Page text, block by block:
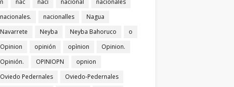
n
nac naci nacional
nacionales
nacionales.
nacionalles
Nagua
Navarrete
Neyba Neyba Bahoruco
o
Opinion
opinión opìnion
Opinion.
Opinión.
OPINIOPN
opnion
Oviedo Pedernales
Oviedo-Pedernales